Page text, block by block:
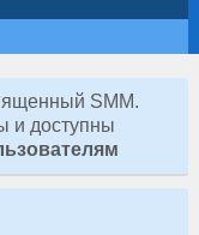
SMM.
и доступны